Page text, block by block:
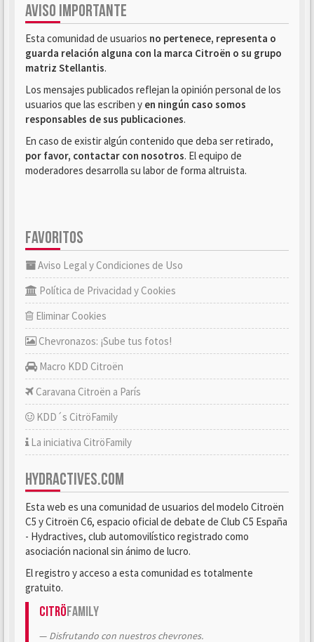
AVISO IMPORTANTE
Esta comunidad de usuarios no pertenece, representa o
guarda relación alguna con la marca Citroën o su grupo
matriz Stellantis.
Los mensajes publicados reflejan la opinión personal de los
usuarios que las escriben y en ningún caso somos
responsables de sus publicaciones.
En caso de existir algún contenido que deba ser retirado,
por favor, contactar con nosotros. El equipo de
moderadores desarrolla su labor de forma altruista.
FAVORITOS
Aviso Legal y Condiciones de Uso
Política de Privacidad y Cookies
Eliminar Cookies
Chevronazos: ¡Sube tus fotos!
Macro KDD Citroën
Caravana Citroën a París
KDD´s CitröFamily
La iniciativa CitröFamily
HYDRACTIVES.COM
Esta web es una comunidad de usuarios del modelo Citroën
C5 y Citroën C6, espacio oficial de debate de Club C5 España
- Hydractives, club automovilístico registrado como
asociación nacional sin ánimo de lucro.
El registro y acceso a esta comunidad es totalmente
gratuito.
CitröFamily
Disfrutando con nuestros chevrones.